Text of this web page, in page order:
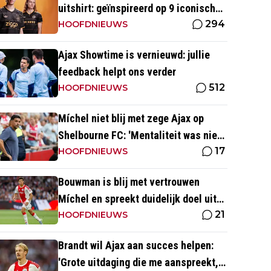
uitshirt: geïnspireerd op 9 iconische
momenten uit clubhistorie
HOOFDNIEUWS 294
Ajax Showtime is vernieuwd: jullie
feedback helpt ons verder
HOOFDNIEUWS 512
Míchel niet blij met zege Ajax op
Shelbourne FC: 'Mentaliteit was niet
goed genoeg in de slotfase'
HOOFDNIEUWS 17
Bouwman is blij met vertrouwen
Míchel en spreekt duidelijk doel uit
met Ajax
HOOFDNIEUWS 21
Brandt wil Ajax aan succes helpen:
'Grote uitdaging die me aanspreekt,